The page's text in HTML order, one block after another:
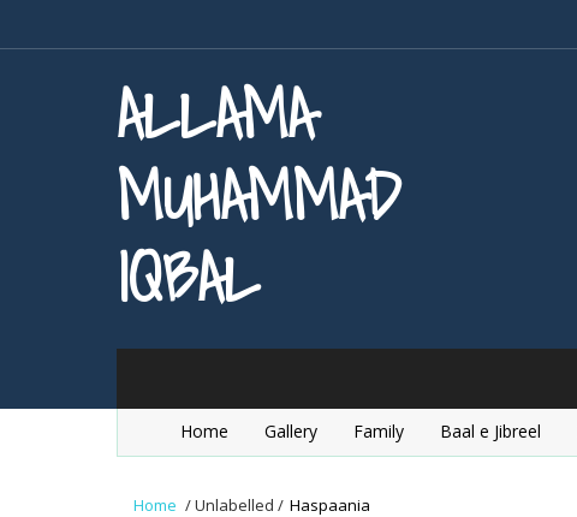
ALLAMA
MUHAMMAD
IQBAL
Home Gallery Family Baal e Jibreel
Home /Unlabelled / Haspaania